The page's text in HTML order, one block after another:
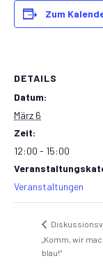
Zum
DETAILS
Datum:
März 6
Zeit:
12:00 - 15:00
Veranstaltungen
„Komm, wir
blau!“